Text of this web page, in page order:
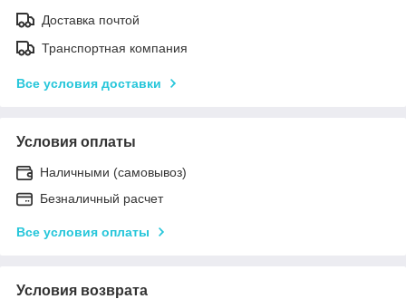
Доставка почтой
Транспортная компания
Все условия доставки
Условия оплаты
Наличными (самовывоз)
Безналичный расчет
Все условия оплаты
Условия возврата